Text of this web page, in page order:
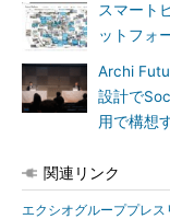
スマート
ットフォ
Archi
設計で
用で構想
関連リンク
エクシオグループプレス